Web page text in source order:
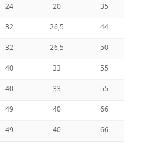
24 20 35
32 26,5 44
32 26,5 50
40 33 55
40 33 55
49 40 66
49 40 66